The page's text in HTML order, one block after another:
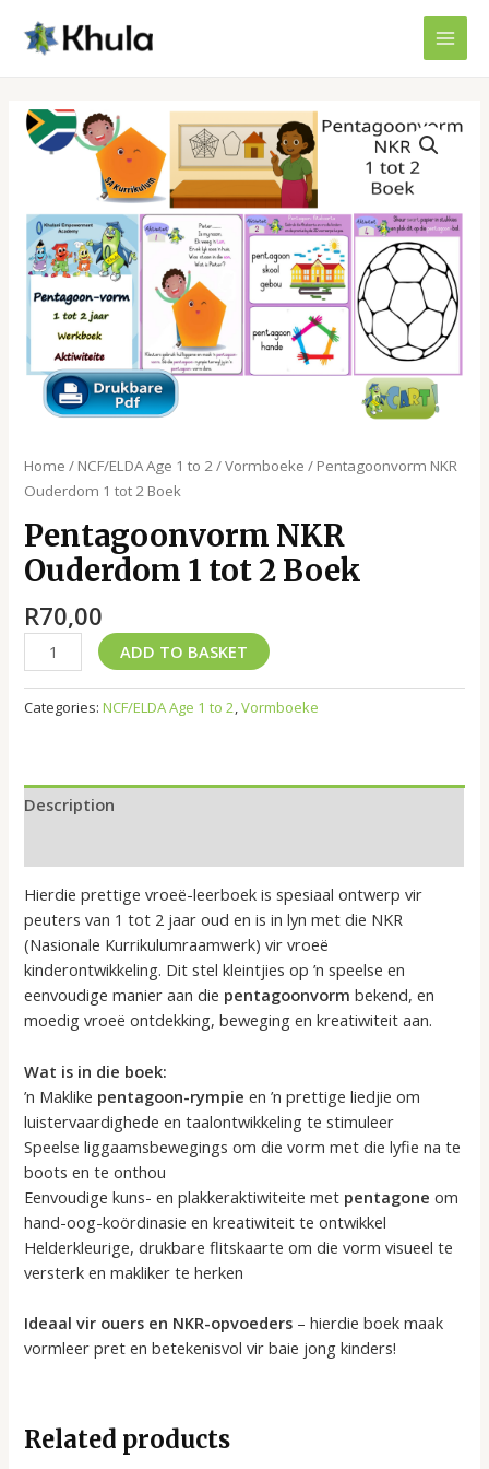
content
Home / NCF/ELDA Age 1 to 2 /Vormboeke / Pentagoonvorm NKR
Ouderdom 1 tot 2 Boek
Pentagoonvorm NKR
Ouderdom 1 tot 2 Boek
R70,00
Pentagoonvorm
NKR
Ouderdom
tot
2
Boek
quantity
ADD TO BASKET
Categories:NCF/ELDA Age 1 to 2,Vormboeke
Description
Hierdie prettige vroeë-leerboek is spesiaal ontwerp vir
peuters van 1 tot 2 jaar oud en is in lyn met die NKR
(Nasionale Kurrikulumraamwerk) vir vroeë
kinderontwikkeling. Dit stel kleintjies op ’n speelse en
eenvoudige manier aan die pentagoonvorm bekend, en
moedig vroeë ontdekking, beweging en kreatiwiteit aan.
Wat is in die boek:
’n Maklike pentagoon-rympie en ’n prettige liedjie om
luistervaardighede en taalontwikkeling te stimuleer
Speelse liggaamsbewegings om die vorm met die lyfie na te
boots en te onthou
Eenvoudige kuns- en plakkeraktiwiteite met pentagone om
hand-oog-koördinasie en kreatiwiteit te ontwikkel
Helderkleurige, drukbare flitskaarte om die vorm visueel te
versterk en makliker te herken
Ideaal vir ouers en NKR-opvoeders – hierdie boek maak
vormleer pret en betekenisvol vir baie jong kinders!
Related products